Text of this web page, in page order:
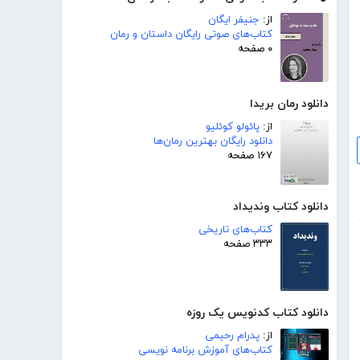
از: جنیفر ایگان
کتاب‌های صوتی رایگان داستان و رمان
۰ صفحه
دانلود رمان بریدا
از: پائولو کوئلیو
دانلود رایگان بهترین رمان‌ها
۱۶۷ صفحه
دانلود کتاب وندیداد
کتاب‌های تاریخی
۳۳۳ صفحه
دانلود کتاب کدنویس یک روزه
از: پدرام رحیمی
کتاب‌های آموزش برنامه نویسی